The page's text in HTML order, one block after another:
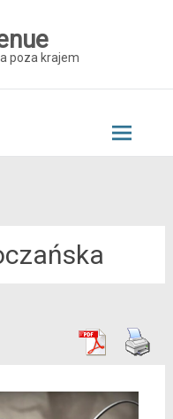
poza krajem